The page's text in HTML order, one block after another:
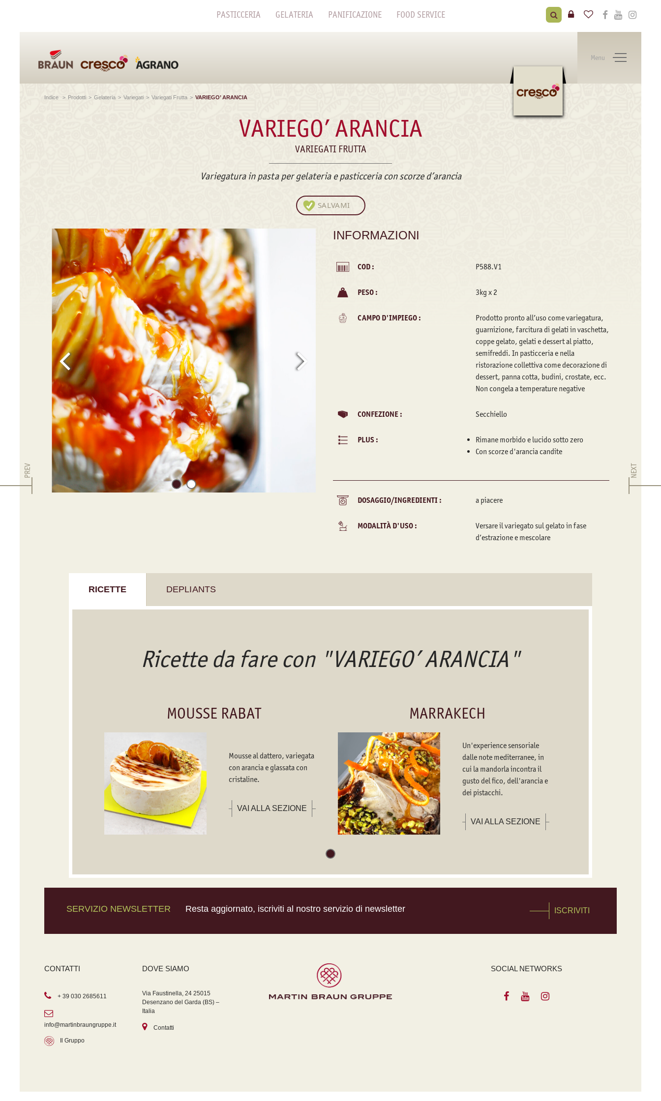
PASTICCERIA GELATERIA PANIFICAZIONE FOOD SERVICE
Menu
Indice > Prodotti > Gelateria > Variegati > Variegati Frutta > VARIEGO’ ARANCIA
VARIEGO’ ARANCIA
VARIEGATI FRUTTA
Variegatura in pasta per gelateria e pasticceria con scorze d’arancia
SALVAMI
INFORMAZIONI
COD : P588.V1
PESO : 3kg x 2
CAMPO D'IMPIEGO :
Prodotto pronto all’uso come variegatura,
guarnizione, farcitura di gelati in vaschetta,
coppe gelato, gelati e dessert al piatto,
semifreddi. In pasticceria e nella
ristorazione collettiva come decorazione di
dessert, panna cotta, budini, crostate, ecc.
Non congela a temperature negative
CONFEZIONE : Secchiello
PLUS :
Rimane morbido e lucido sotto zero
Con scorze d'arancia candite
DOSAGGIO/INGREDIENTI : a piacere
MODALITÀ D'USO :
Versare il variegato sul gelato in fase
d’estrazione e mescolare
RICETTE DEPLIANTS
Ricette da fare con "VARIEGO’ ARANCIA"
MOUSSE RABAT
Mousse al dattero, variegata
con arancia e glassata con
cristaline.
VAI ALLA SEZIONE
MARRAKECH
Un'experience sensoriale
dalle note mediterranee, in
cui la mandorla incontra il
gusto del fico, dell'arancia e
dei pistacchi.
VAI ALLA SEZIONE
PREV NEXT
SERVIZIO NEWSLETTER Resta aggiornato, iscriviti al nostro servizio di newsletter ISCRIVITI
CONTATTI
+ 39 030 2685611
info@martinbraungruppe.it
Il Gruppo
DOVE SIAMO
Via Faustinella, 24 25015
Desenzano del Garda (BS) –
Italia
Contatti
SOCIAL NETWORKS